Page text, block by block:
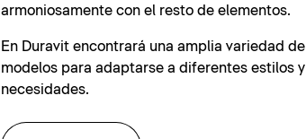
armoniosamente con el resto de elementos.
En Duravit encontrará una amplia variedad de
modelos para adaptarse a diferentes estilos y
necesidades.